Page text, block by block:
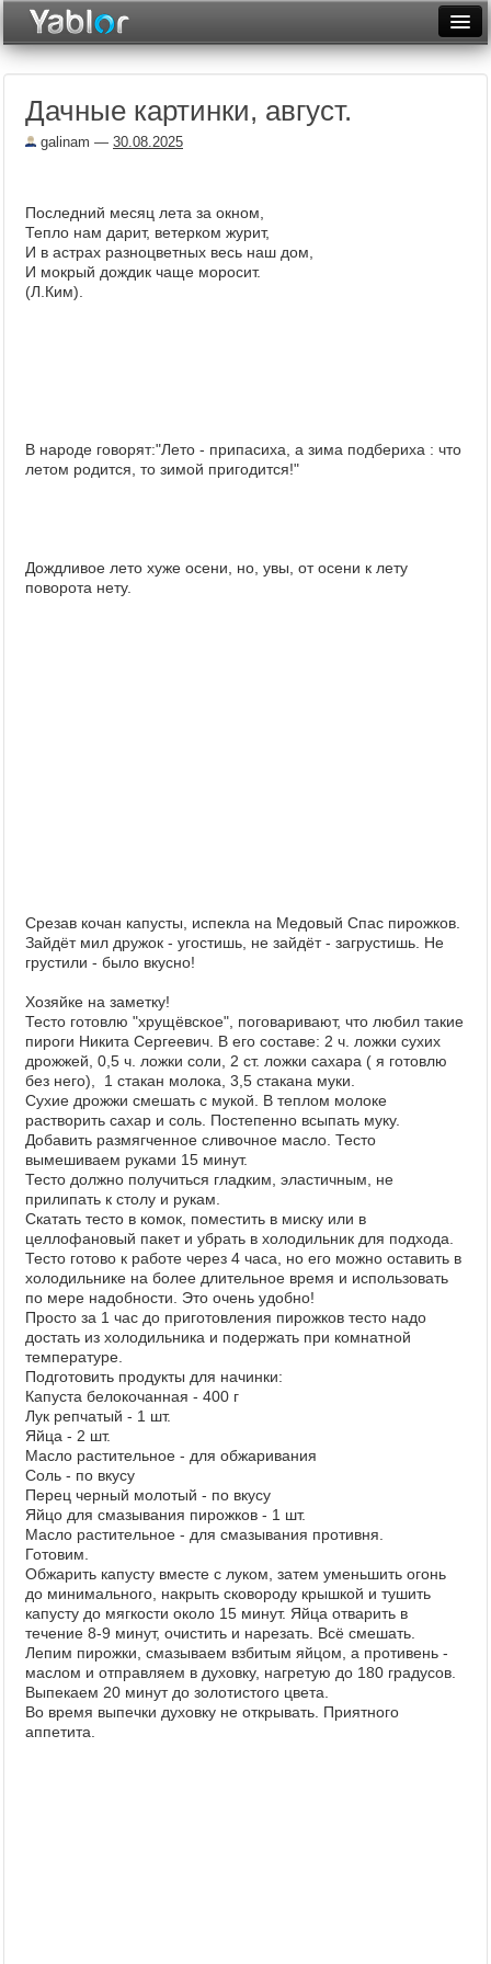
Неделя
Архив
Фототоп
Дачные картинки, август.
galinam — 30.08.2025
Последний месяц лета за окном,
Тепло нам дарит, ветерком журит,
И в астрах разноцветных весь наш дом,
И мокрый дождик чаще моросит.
(Л.Ким).
В народе говорят:"Лето - припасиха, а зима подбериха : что
летом родится, то зимой пригодится!"
Дождливое лето хуже осени, но, увы, от осени к лету
поворота нету.
Срезав кочан капусты, испекла на Медовый Спас пирожков.
Зайдёт мил дружок - угостишь, не зайдёт - загрустишь. Не
грустили - было вкусно!
Хозяйке на заметку!
Тесто готовлю "хрущёвское", поговаривают, что любил такие
пироги Никита Сергеевич. В его составе: 2 ч. ложки сухих
дрожжей, 0,5 ч. ложки соли, 2 ст. ложки сахара ( я готовлю
без него), 1 стакан молока, 3,5 стакана муки.
Сухие дрожжи смешать с мукой. В теплом молоке
растворить сахар и соль. Постепенно всыпать муку.
Добавить размягченное сливочное масло. Тесто
вымешиваем руками 15 минут.
Тесто должно получиться гладким, эластичным, не
прилипать к столу и рукам.
Скатать тесто в комок, поместить в миску или в
целлофановый пакет и убрать в холодильник для подхода.
Тесто готово к работе через 4 часа, но его можно оставить в
холодильнике на более длительное время и использовать
по мере надобности. Это очень удобно!
Просто за 1 час до приготовления пирожков тесто надо
достать из холодильника и подержать при комнатной
температуре.
Подготовить продукты для начинки:
Капуста белокочанная - 400 г
Лук репчатый - 1 шт.
Яйца - 2 шт.
Масло растительное - для обжаривания
Соль - по вкусу
Перец черный молотый - по вкусу
Яйцо для смазывания пирожков - 1 шт.
Масло растительное - для смазывания противня.
Готовим.
Обжарить капусту вместе с луком, затем уменьшить огонь
до минимального, накрыть сковороду крышкой и тушить
капусту до мягкости около 15 минут. Яйца отварить в
течение 8-9 минут, очистить и нарезать. Всё смешать.
Лепим пирожки, смазываем взбитым яйцом, а противень -
маслом и отправляем в духовку, нагретую до 180 градусов.
Выпекаем 20 минут до золотистого цвета.
Во время выпечки духовку не открывать. Приятного
аппетита.